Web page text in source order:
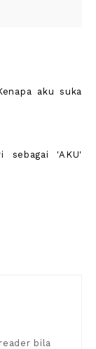
aku suka
sebagai 'AKU'
bila